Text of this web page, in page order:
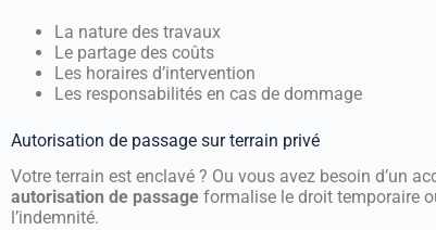
La nature des travaux
Le partage des coûts
Les horaires d’intervention
Les responsabilités en cas de dommage
Autorisation de passage sur terrain privé
Votre terrain est enclavé ? Ou vous avez besoin d’un
autorisation de passage formalise le droit temporaire
l’indemnité.